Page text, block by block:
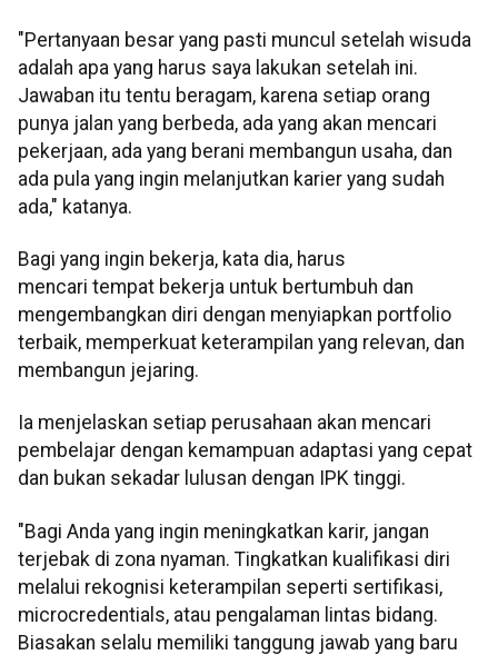
"Pertanyaan besar yang pasti muncul setelah wisuda
adalah apa yang harus saya lakukan setelah ini.
Jawaban itu tentu beragam, karena setiap orang
punya jalan yang berbeda, ada yang akan mencari
pekerjaan, ada yang berani membangun usaha, dan
ada pula yang ingin melanjutkan karier yang sudah
ada," katanya.
Bagi yang ingin bekerja, kata dia, harus
mencari tempat bekerja untuk bertumbuh dan
mengembangkan diri dengan menyiapkan portfolio
terbaik, memperkuat keterampilan yang relevan, dan
membangun jejaring.
Ia menjelaskan setiap perusahaan akan mencari
pembelajar dengan kemampuan adaptasi yang cepat
dan bukan sekadar lulusan dengan IPK tinggi.
"Bagi Anda yang ingin meningkatkan karir, jangan
terjebak di zona nyaman. Tingkatkan kualifikasi diri
melalui rekognisi keterampilan seperti sertifikasi,
microcredentials, atau pengalaman lintas bidang.
Biasakan selalu memiliki tanggung jawab yang baru